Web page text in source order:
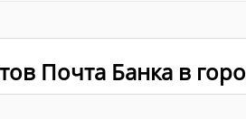
Почта Банка в